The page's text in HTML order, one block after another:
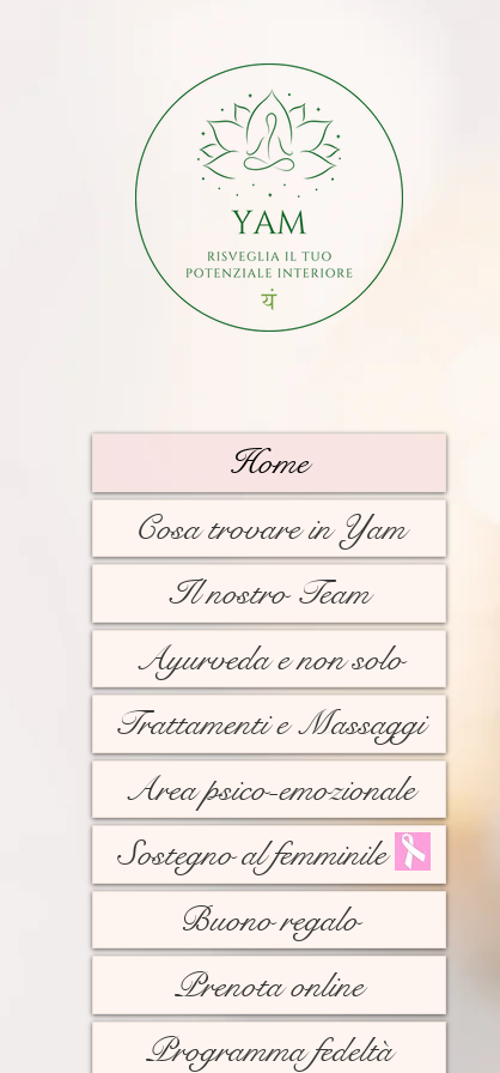
Home
Cosa trovare in Yam
Il nostro Team
Ayurveda e non solo
Trattamenti e Massaggi
Area psico-emozionale
Sostegno al femminile ...
Buono regalo
Prenota online
Programma fedeltà